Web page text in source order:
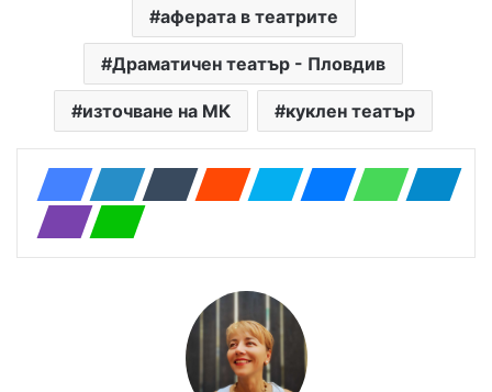
аферата в театрите
Драматичен театър - Пловдив
източване на МК куклен театър